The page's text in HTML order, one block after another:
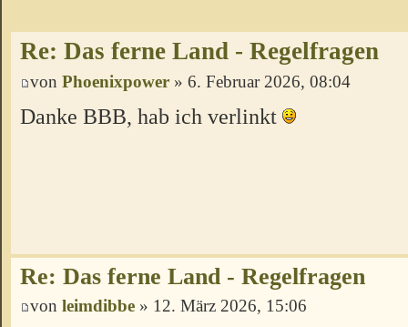
Re: Das ferne Land - Regelfragen
von Phoenixpower » 6. Februar 2026, 08:04
Danke BBB, hab ich verlinkt
Re: Das ferne Land - Regelfragen
von leimdibbe » 12. März 2026, 15:06